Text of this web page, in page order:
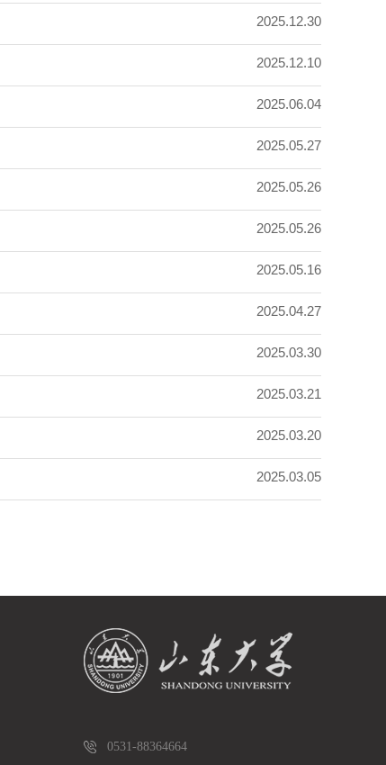
2025.12.30
2025.12.10
2025.06.04
2025.05.27
2025.05.26
2025.05.26
2025.05.16
2025.04.27
2025.03.30
2025.03.21
2025.03.20
2025.03.05
0531-88364664